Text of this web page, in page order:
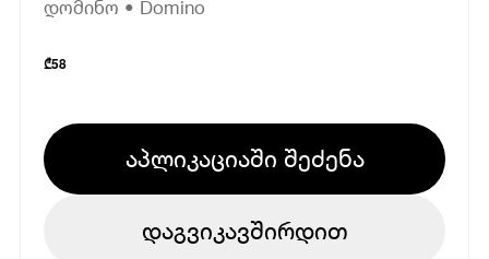
დომინო • Domino
₾58
აპლიკაციაში შეძენა
დაგვიკავშირდით